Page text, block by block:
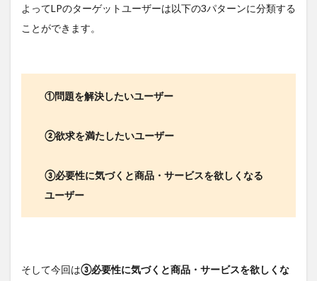
よってLPのターゲットユーザーは以下の3パターンに分類する
ことができます。
①問題を解決したいユーザー
②欲求を満たしたいユーザー
③必要性に気づくと商品・サービスを欲しくなる
ユーザー
そして今回は③必要性に気づくと商品・サービスを欲しくな